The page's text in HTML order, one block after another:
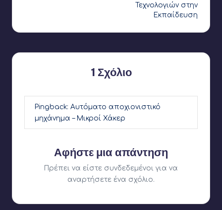
Τεχνολογιών στην
Εκπαίδευση
1 Σχόλιο
Pingback: Αυτόματο αποχιονιστικό
μηχάνημα – Μικροί Χάκερ
Αφήστε μια απάντηση
Πρέπει να είστε συνδεδεμένοι για να
αναρτήσετε ένα σχόλιο.